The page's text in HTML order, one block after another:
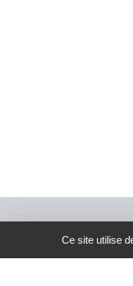
Ce site utilise